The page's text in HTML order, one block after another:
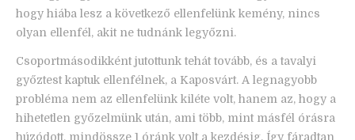
hogy hiába lesz a következő ellenfelünk kemény, nincs
olyan ellenfél, akit ne tudnánk legyőzni.
Csoportmásodikként jutottunk tehát tovább, és a tavalyi
győztest kaptuk ellenfélnek, a Kaposvárt. A legnagyobb
probléma nem az ellenfelünk kiléte volt, hanem az, hogy a
hihetetlen győzelmünk után, ami több, mint másfél órásra
húzódott, mindössze 1 óránk volt a kezdésig. Így fáradtan